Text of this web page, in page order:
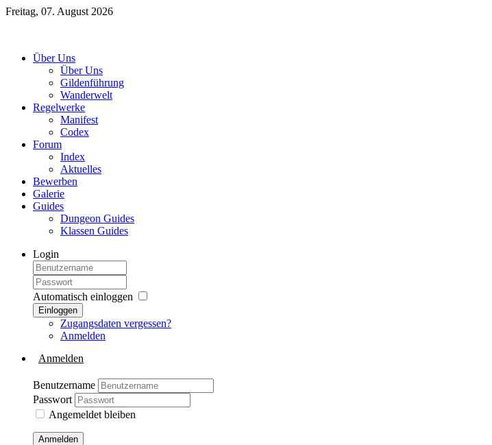
Freitag, 07. August 2026
Über Uns
Über Uns
Gildenführung
Wanderwelt
Regelwerke
Manifest
Codex
Forum
Index
Aktuelles
Bewerben
Galerie
Guides
Dungeon Guides
Klassen Guides
Login
Automatisch einloggen
Einloggen
Zugangsdaten vergessen?
Anmelden
Anmelden
Benutzername
Passwort
Angemeldet bleiben
Anmelden